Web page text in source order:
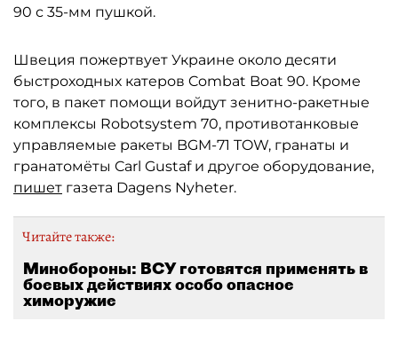
90 с 35-мм пушкой.
Швеция пожертвует Украине около десяти
быстроходных катеров Combat Boat 90. Кроме
того, в пакет помощи войдут зенитно-ракетные
комплексы Robotsystem 70, противотанковые
управляемые ракеты BGM-71 TOW, гранаты и
гранатомёты Carl Gustaf и другое оборудование,
пишет газета Dagens Nyheter.
Читайте также:
Минобороны: ВСУ готовятся применять в
боевых действиях особо опасное
химоружие